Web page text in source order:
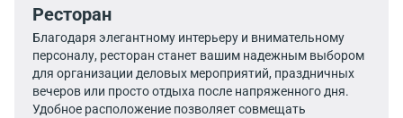
Ресторан
Благодаря элегантному интерьеру и внимательному
персоналу, ресторан станет вашим надежным выбором
для организации деловых мероприятий, праздничных
вечеров или просто отдыха после напряженного дня.
Удобное расположение позволяет совмещать